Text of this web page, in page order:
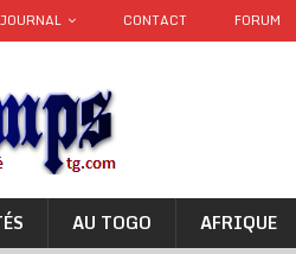
CONTACT FORUM
AU TOGO AFRIQUE